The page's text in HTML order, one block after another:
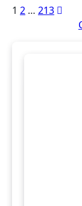
Пагинация
1 2 … 213